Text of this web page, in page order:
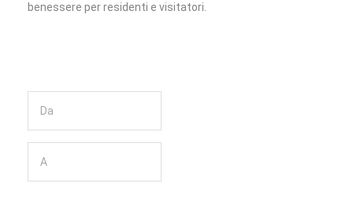
benessere per residenti e visitatori.